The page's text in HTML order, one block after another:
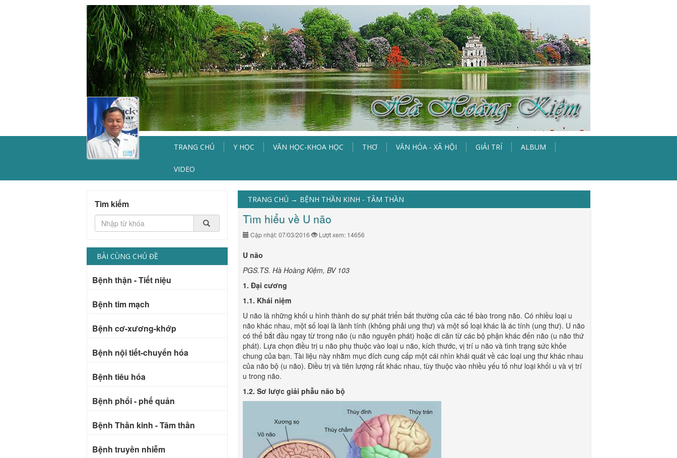
TRANG CHỦ Y HỌC VĂN HỌC-KHOA HỌC THƠ VĂN HÓA - XÃ HỘI GIẢI TRÍ ALBUM
VIDEO
TRANG CHỦ → BỆNH THẦN KINH - TÂM THẦN
Tìm hiểu về U não
Cập nhật: 07/03/2016 Lượt xem: 14656
U não
PGS.TS. Hà Hoàng Kiệm, BV 103
1. Đại cương
1.1. Khái niệm
U não là những khối u hình thành do sự phát triển bất thường của các tế bào trong não. Có nhiều loại u
não khác nhau, một số loại là lành tính (không phải ung thư) và một số loại khác là ác tính (ung thư). U não
có thể bắt đầu ngay từ trong não (u não nguyên phát) hoặc di căn từ các bộ phận khác đến não (u não thứ
phát). Lựa chọn điều trị u não phụ thuộc vào loại u não, kích thước, vị trí u não và tình trạng sức khỏe
chung của bạn. Tài liệu này nhằm mục đích cung cấp một cái nhìn khái quát về các loại ung thư khác nhau
của não bộ (u não). Điều trị và tiên lượng rất khác nhau, tùy thuộc vào nhiều yếu tố như loại khối u và vị trí
u trong não.
1.2. Sơ lược giải phẫu não bộ
Tìm kiếm
BÀI CÙNG CHỦ ĐỀ
Bệnh thận - Tiết niệu
Bệnh tim mạch
Bệnh cơ-xương-khớp
Bệnh nội tiết-chuyển hóa
Bệnh tiêu hóa
Bệnh phổi - phế quản
Bệnh Thần kinh - Tâm thần
Bệnh truyền nhiễm